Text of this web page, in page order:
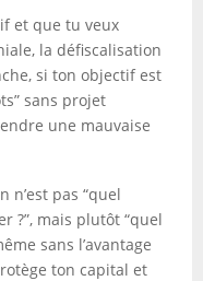
et que tu veux
la défiscalisation
si ton objectif est
sans projet
une mauvaise
n’est pas “quel
?”, mais plutôt “quel
sans l’avantage
ton capital et